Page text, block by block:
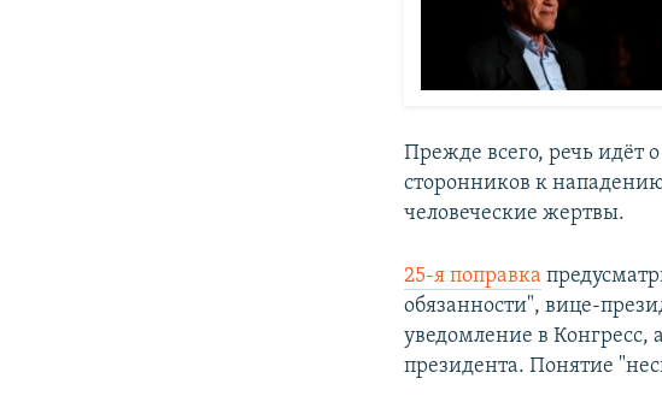
Прежде всего, речь идёт
сторонников к
человеческие жертвы.
25-я поправка
обязанности", вице-
уведомление в Конгресс,
президента. Понятие